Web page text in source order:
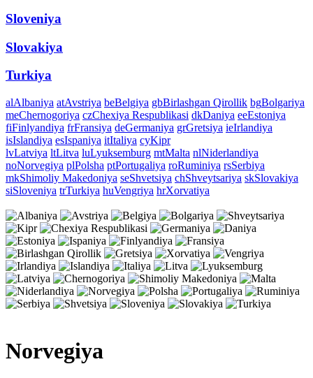
Sloveniya
Slovakiya
Turkiya
alAlbaniya atAvstriya beBelgiya gbBirlashgan Qirollik bgBolgariya
meChernogoriya czChexiya Respublikasi dkDaniya eeEstoniya
fiFinlyandiya frFransiya deGermaniya grGretsiya ieIrlandiya
isIslandiya esIspaniya itItaliya cyKipr
lvLatviya ltLitva luLyuksemburg mtMalta nlNiderlandiya
noNorvegiya plPolsha ptPortugaliya roRuminiya rsSerbiya
mkShimoliy Makedoniya seShvetsiya chShveytsariya skSlovakiya
siSloveniya trTurkiya huVengriya hrXorvatiya
Norvegiya